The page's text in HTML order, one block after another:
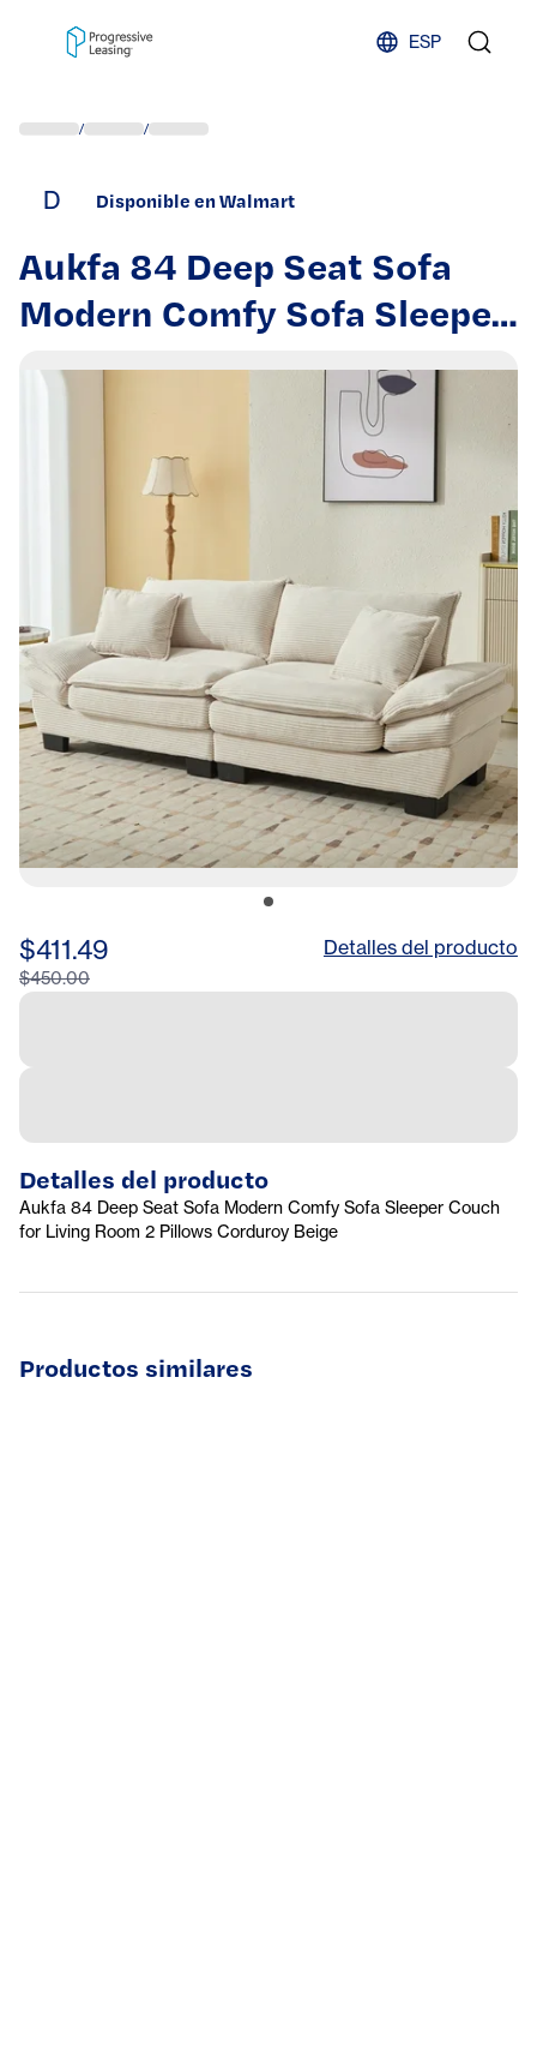
ESP
/ /
D Disponible en Walmart
Aukfa 84 Deep Seat Sofa
Modern Comfy Sofa Sleeper
Couch for Living Room 2
Pillows Corduroy Beige
$411.49
$450.00
Detalles del producto
Detalles del producto
Aukfa 84 Deep Seat Sofa Modern Comfy Sofa Sleeper Couch
for Living Room 2 Pillows Corduroy Beige
Productos similares